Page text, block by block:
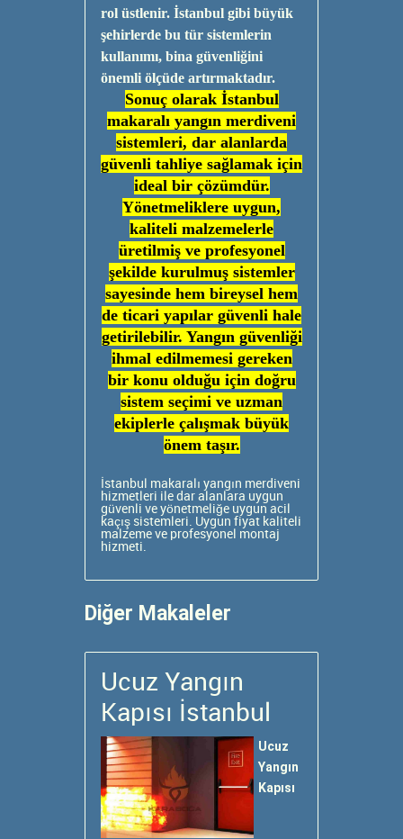
rol üstlenir. İstanbul gibi büyük
şehirlerde bu tür sistemlerin
kullanımı, bina güvenliğini
önemli ölçüde artırmaktadır.
Sonuç olarak İstanbul
makaralı yangın merdiveni
sistemleri, dar alanlarda
güvenli tahliye sağlamak için
ideal bir çözümdür.
Yönetmeliklere uygun,
kaliteli malzemelerle
üretilmiş ve profesyonel
şekilde kurulmuş sistemler
sayesinde hem bireysel hem
de ticari yapılar güvenli hale
getirilebilir. Yangın güvenliği
ihmal edilmemesi gereken
bir konu olduğu için doğru
sistem seçimi ve uzman
ekiplerle çalışmak büyük
önem taşır.
İstanbul makaralı yangın merdiveni
hizmetleri ile dar alanlara uygun
güvenli ve yönetmeliğe uygun acil
kaçış sistemleri. Uygun fiyat kaliteli
malzeme ve profesyonel montaj
hizmeti.
Diğer Makaleler
Ucuz Yangın
Kapısı İstanbul
Ucuz
Yangın
Kapısı